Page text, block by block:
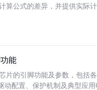
算公式的差异，并提供实际
能
片的引脚功能及参数，包括
动配置、保护机制及典型应